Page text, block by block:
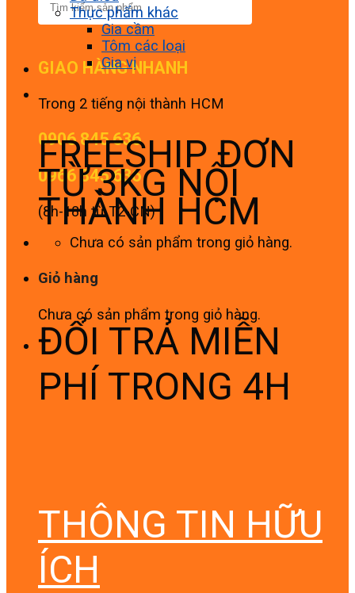
GIAO HÀNG NHANH
Trong 2 tiếng nội thành HCM
0906 845 636
0966 845 636
(8h-18h từ T2-CN)
Chưa có sản phẩm trong giỏ hàng.
Giỏ hàng
Chưa có sản phẩm trong giỏ hàng.
Thực phẩm khác
Gia cầm
Tôm các loại
Gia vị
FREESHIP ĐƠN
TỪ 3KG NỘI
THÀNH HCM
ĐỔI TRẢ MIỄN
PHÍ TRONG 4H
THÔNG TIN HỮU
ÍCH